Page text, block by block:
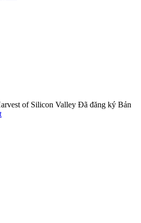
of Silicon Valley Đã đăng ký Bản